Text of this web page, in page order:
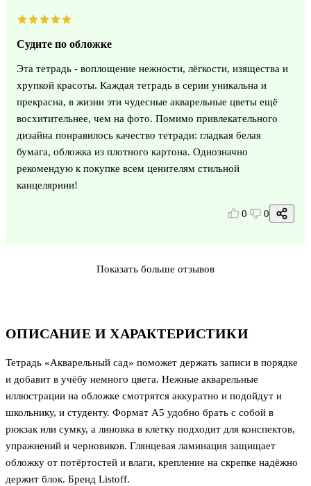
ОПИСАНИЕ И ХАРАКТЕРИСТИКИ
Тетрадь «Акварельный сад» поможет держать записи в порядке
и добавит в учёбу немного цвета. Нежные акварельные
иллюстрации на обложке смотрятся аккуратно и подойдут и
школьнику, и студенту. Формат А5 удобно брать с собой в
рюкзак или сумку, а линовка в клетку подходит для конспектов,
упражнений и черновиков. Глянцевая ламинация защищает
обложку от потёртостей и влаги, крепление на скрепке надёжно
держит блок. Бренд Listoff.
Судите по обложке
Эта тетрадь - воплощение нежности, лёгкости, изящества и
хрупкой красоты. Каждая тетрадь в серии уникальна и
прекрасна, в жизни эти чудесные акварельные цветы ещё
восхитительнее, чем на фото. Помимо привлекательного
дизайна понравилось качество тетради: гладкая белая
бумага, обложка из плотного картона. Однозначно
рекомендую к покупке всем ценителям стильной
канцеляриии!
0 0
Показать больше отзывов